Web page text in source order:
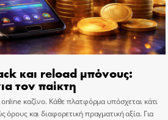
και reload μπόνους:
τον παίκτη
καζίνο. Κάθε πλατφόρμα υπόσχεται κάτι
όρους και διαφορετική πραγματική αξία. Για